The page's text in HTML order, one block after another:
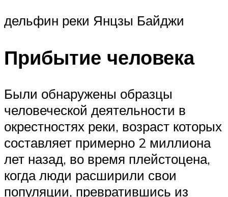
дельфин реки Янцзы Байджи
Прибытие человека
Были обнаружены образцы
человеческой деятельности в
окрестностях реки, возраст которых
составляет примерно 2 миллиона
лет назад, во время плейстоцена,
когда люди расширили свои
популяции, превратившись из